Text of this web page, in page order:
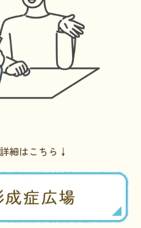
関する実態調査
細はこちら↓